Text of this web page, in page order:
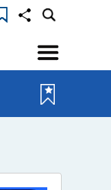
选
单